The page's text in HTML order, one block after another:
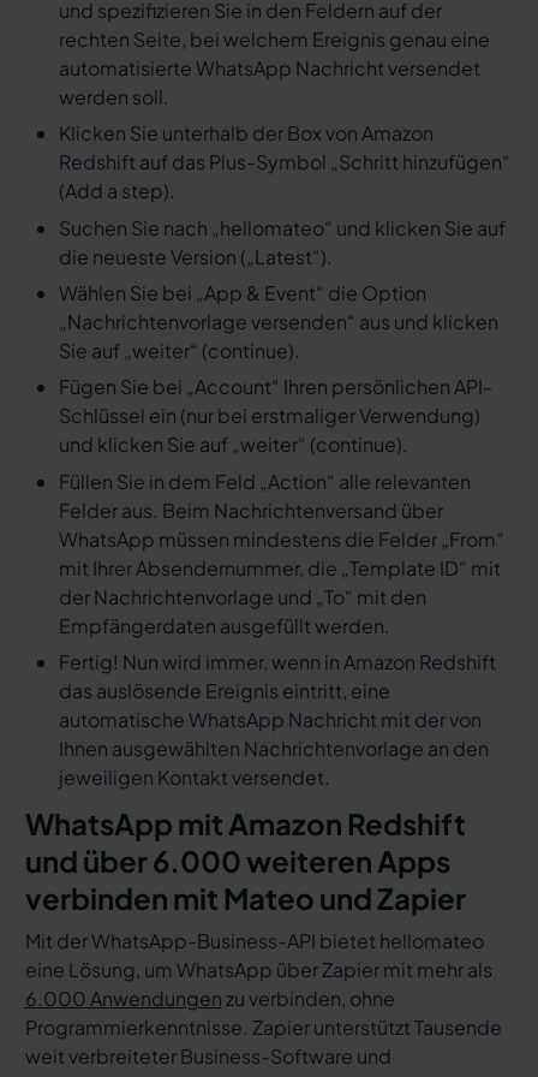
und spezifizieren Sie in den Feldern auf der
rechten Seite, bei welchem Ereignis genau eine
automatisierte WhatsApp Nachricht versendet
werden soll.
Klicken Sie unterhalb der Box von Amazon
Redshift auf das Plus-Symbol „Schritt hinzufügen“
(Add a step).
Suchen Sie nach „hellomateo“ und klicken Sie auf
die neueste Version („Latest“).
Wählen Sie bei „App & Event“ die Option
„Nachrichtenvorlage versenden“ aus und klicken
Sie auf „weiter“ (continue).
Fügen Sie bei „Account“ Ihren persönlichen API-
Schlüssel ein (nur bei erstmaliger Verwendung)
und klicken Sie auf „weiter“ (continue).
Füllen Sie in dem Feld „Action“ alle relevanten
Felder aus. Beim Nachrichtenversand über
WhatsApp müssen mindestens die Felder „From“
mit Ihrer Absendernummer, die „Template ID“ mit
der Nachrichtenvorlage und „To“ mit den
Empfängerdaten ausgefüllt werden.
Fertig! Nun wird immer, wenn in Amazon Redshift
das auslösende Ereignis eintritt, eine
automatische WhatsApp Nachricht mit der von
Ihnen ausgewählten Nachrichtenvorlage an den
jeweiligen Kontakt versendet.
WhatsApp mit Amazon Redshift
und über 6.000 weiteren Apps
verbinden mit Mateo und Zapier
Mit der WhatsApp-Business-API bietet hellomateo
eine Lösung, um WhatsApp über Zapier mit mehr als
6.000 Anwendungenzu verbinden, ohne
Programmierkenntnisse. Zapier unterstützt Tausende
weit verbreiteter Business-Software und